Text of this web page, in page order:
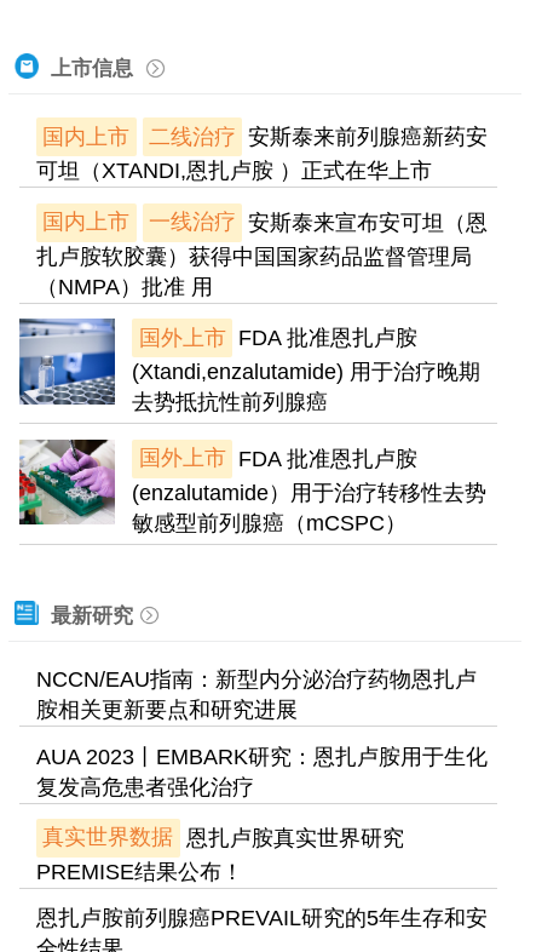
上市信息
国内上市 二线治疗 安斯泰来前列腺癌新药安
可坦（XTANDI,恩扎卢胺 ）正式在华上市
国内上市 一线治疗 安斯泰来宣布安可坦（恩
扎卢胺软胶囊）获得中国国家药品监督管理局
（NMPA）批准 用
国外上市 FDA 批准恩扎卢胺
(Xtandi,enzalutamide) 用于治疗晚期
去势抵抗性前列腺癌
国外上市 FDA 批准恩扎卢胺
(enzalutamide）用于治疗转移性去势
敏感型前列腺癌（mCSPC）
最新研究
NCCN/EAU指南：新型内分泌治疗药物恩扎卢
胺相关更新要点和研究进展
AUA 2023丨EMBARK研究：恩扎卢胺用于生化
复发高危患者强化治疗
真实世界数据 恩扎卢胺真实世界研究
PREMISE结果公布！
恩扎卢胺前列腺癌PREVAIL研究的5年生存和安